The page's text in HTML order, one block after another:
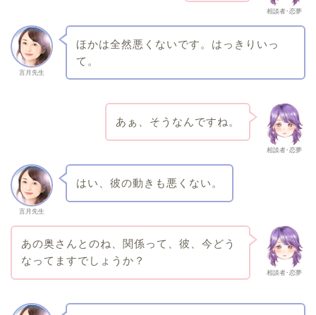
相談者･恋夢
言月先生
ほかは全然悪くないです。はっきりいっ
て。
相談者･恋夢
あぁ、そうなんですね。
言月先生
はい、彼の動きも悪くない。
相談者･恋夢
あの奥さんとのね、関係って、彼、今どう
なってますでしょうか？